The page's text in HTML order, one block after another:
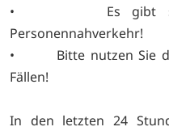
• Es gibt starke
Personennahverkehr!
• Bitte nutzen Sie
Fällen!
In den letzten 24